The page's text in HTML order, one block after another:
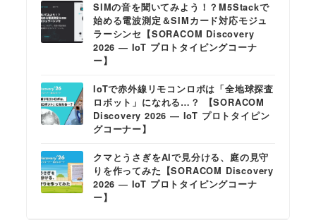
SIMの音を聞いてみよう！？M5Stackで
始める電波測定＆SIMカード対応モジュ
ラーシンセ【SORACOM Discovery
2026 ― IoT プロトタイピングコーナ
ー】
IoTで赤外線リモコンロボは「全地球探査
ロボット」になれる…？ 【SORACOM
Discovery 2026 ― IoT プロトタイピン
グコーナー】
クマとうさぎをAIで見分ける、庭の見守
りを作ってみた【SORACOM Discovery
2026 ― IoT プロトタイピングコーナ
ー】